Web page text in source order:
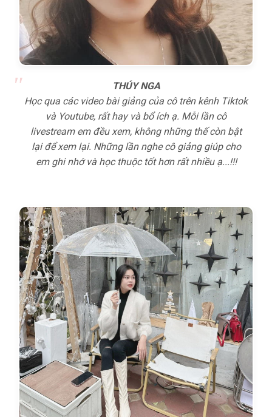
THÚY NGA
Học qua các video bài giảng của cô trên kênh Tiktok
và Youtube, rất hay và bổ ích ạ. Mỗi lần cô
livestream em đều xem, không những thế còn bật
lại để xem lại. Những lần nghe cô giảng giúp cho
em ghi nhớ và học thuộc tốt hơn rất nhiều ạ...!!!